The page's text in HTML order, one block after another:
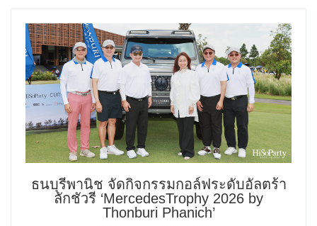
ธนบุรีพานิช จัดกิจกรรมกอล์ฟระดับอัลตร้า
ลักชัวรี ‘MercedesTrophy 2026 by
Thonburi Phanich’